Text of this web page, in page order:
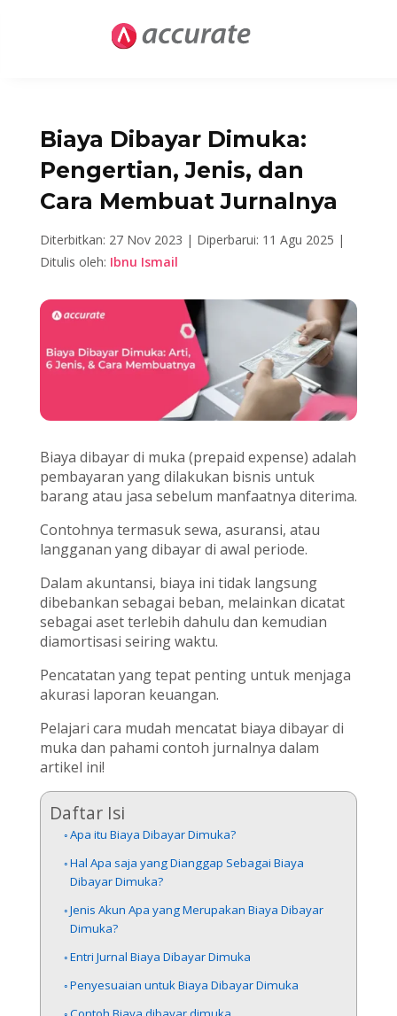
Biaya Dibayar Dimuka:
Pengertian, Jenis, dan
Cara Membuat Jurnalnya
Diterbitkan: 27 Nov 2023 | Diperbarui: 11 Agu 2025 |
Ditulis oleh: Ibnu Ismail
Biaya dibayar di muka (prepaid expense) adalah
pembayaran yang dilakukan bisnis untuk
barang atau jasa sebelum manfaatnya diterima.
Contohnya termasuk sewa, asuransi, atau
langganan yang dibayar di awal periode.
Dalam akuntansi, biaya ini tidak langsung
dibebankan sebagai beban, melainkan dicatat
sebagai aset terlebih dahulu dan kemudian
diamortisasi seiring waktu.
Pencatatan yang tepat penting untuk menjaga
akurasi laporan keuangan.
Pelajari cara mudah mencatat biaya dibayar di
muka dan pahami contoh jurnalnya dalam
artikel ini!
Daftar Isi
Apa itu Biaya Dibayar Dimuka?
Hal Apa saja yang Dianggap Sebagai Biaya
Dibayar Dimuka?
Jenis Akun Apa yang Merupakan Biaya Dibayar
Dimuka?
Entri Jurnal Biaya Dibayar Dimuka
Penyesuaian untuk Biaya Dibayar Dimuka